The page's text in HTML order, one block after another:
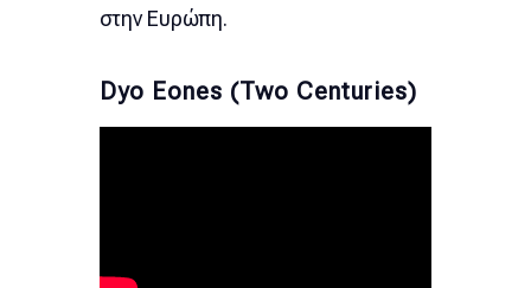
στην Ευρώπη.
Dyo Eones (Two Centuries)